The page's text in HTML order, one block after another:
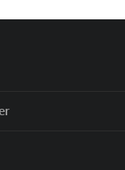
ne sera pas publiée.